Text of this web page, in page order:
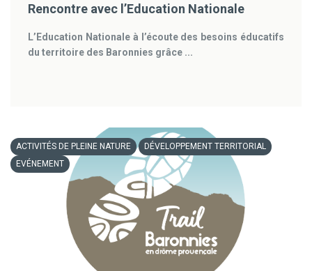
Rencontre avec l’Education Nationale
L’Education Nationale à l’écoute des besoins éducatifs
du territoire des Baronnies grâce ...
ACTIVITÉS DE PLEINE NATURE
DÉVELOPPEMENT TERRITORIAL
EVÉNEMENT